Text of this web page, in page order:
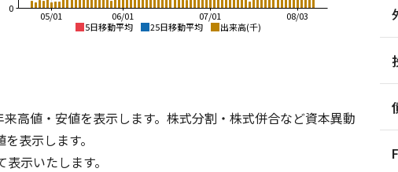
5日移動平均 25日移動平均 出来高(千)
08/03
07/01
06/01
05/01
0
高値・安値を表示します。株式分割・株式併合など資本異動
表示します。
示いたします。